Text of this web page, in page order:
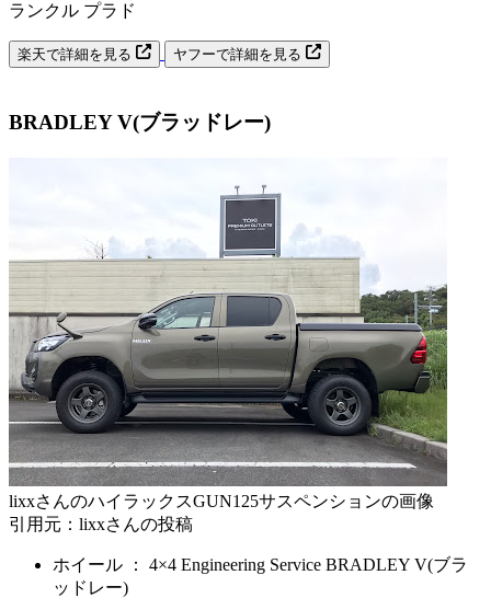
ランクル プラド
楽天で詳細を見る ヤフーで詳細を見る
BRADLEY V(ブラッドレー)
lixxさんのハイラックスGUN125サスペンションの画像
引用元：lixxさんの投稿
ホイール ： 4×4 Engineering Service BRADLEY V(ブラ
ッドレー)